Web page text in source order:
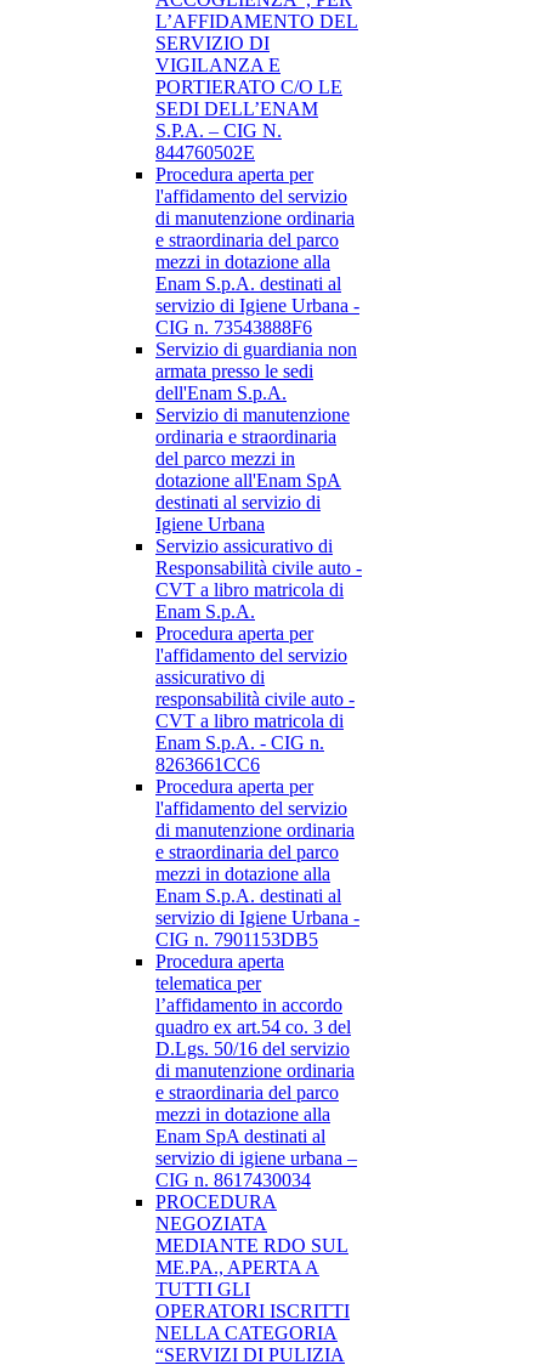
L’AFFIDAMENTO DEL
SERVIZIO DI
VIGILANZA E
PORTIERATO C/O LE
SEDI DELL’ENAM
S.P.A. – CIG N.
844760502E
Procedura aperta per
l'affidamento del servizio
di manutenzione ordinaria
e straordinaria del parco
mezzi in dotazione alla
Enam S.p.A. destinati al
servizio di Igiene Urbana -
CIG n. 73543888F6
Servizio di guardiania non
armata presso le sedi
dell'Enam S.p.A.
Servizio di manutenzione
ordinaria e straordinaria
del parco mezzi in
dotazione all'Enam SpA
destinati al servizio di
Igiene Urbana
Servizio assicurativo di
Responsabilità civile auto -
CVT a libro matricola di
Enam S.p.A.
Procedura aperta per
l'affidamento del servizio
assicurativo di
responsabilità civile auto -
CVT a libro matricola di
Enam S.p.A. - CIG n.
8263661CC6
Procedura aperta per
l'affidamento del servizio
di manutenzione ordinaria
e straordinaria del parco
mezzi in dotazione alla
Enam S.p.A. destinati al
servizio di Igiene Urbana -
CIG n. 7901153DB5
Procedura aperta
telematica per
l’affidamento in accordo
quadro ex art.54 co. 3 del
D.Lgs. 50/16 del servizio
di manutenzione ordinaria
e straordinaria del parco
mezzi in dotazione alla
Enam SpA destinati al
servizio di igiene urbana –
CIG n. 8617430034
PROCEDURA
NEGOZIATA
MEDIANTE RDO SUL
ME.PA., APERTA A
TUTTI GLI
OPERATORI ISCRITTI
NELLA CATEGORIA
“SERVIZI DI PULIZIA